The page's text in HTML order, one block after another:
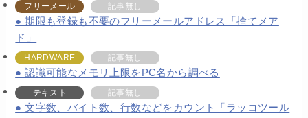
フリーメール 記事無し
期限も登録も不要のフリーメールアドレス「捨てメア
ド」
HARDWARE 記事無し
認識可能なメモリ上限をPC名から調べる
テキスト 記事無し
文字数、バイト数、行数などをカウント「ラッコツール